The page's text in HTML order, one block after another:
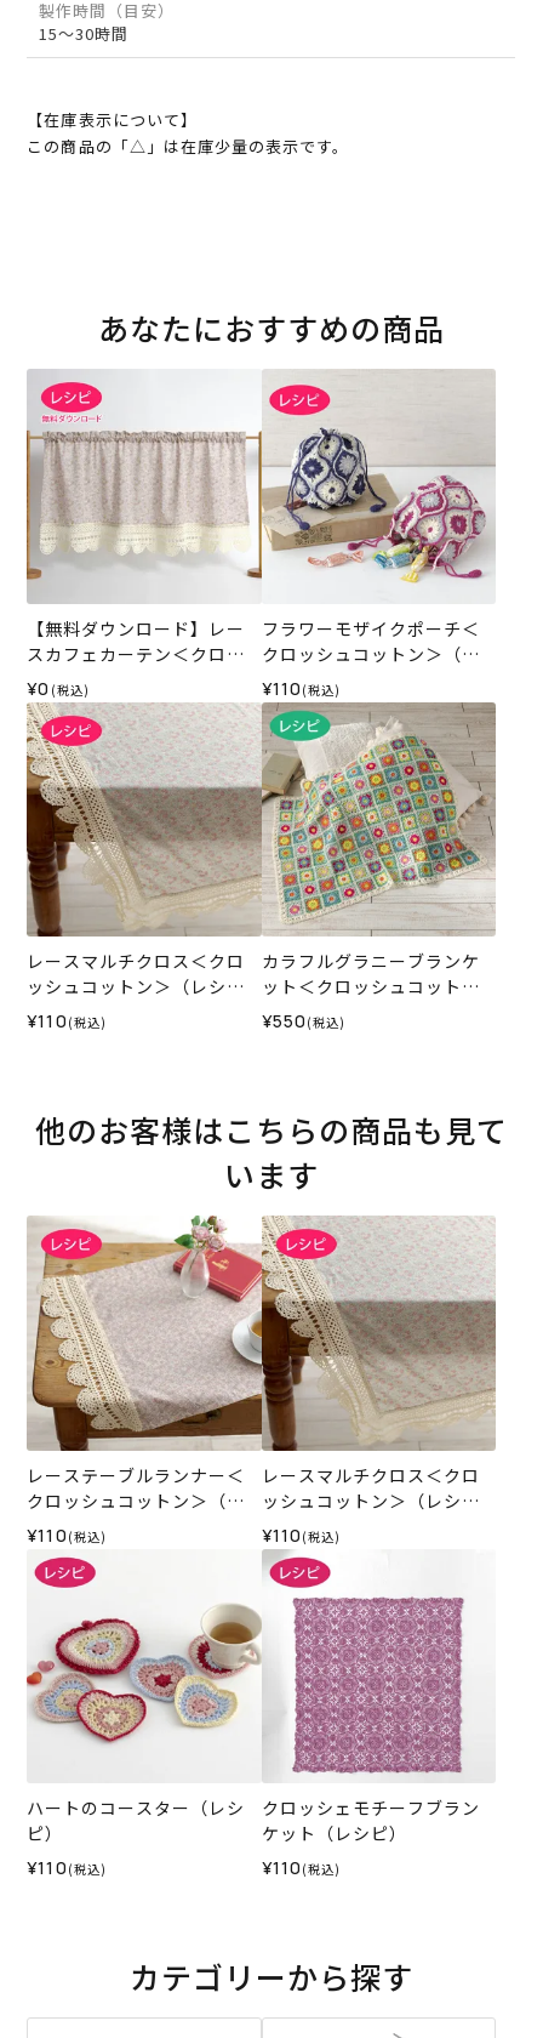
製作時間（目安）
15～30時間
【在庫表示について】
この商品の「△」は在庫少量の表示です。
あなたにおすすめの商品
【無料ダウンロード】レー
スカフェカーテン＜クロッ
シュコットン＞（レシピ）
¥0 (税込)
フラワーモザイクポーチ＜
クロッシュコットン＞（レ
シピ）
¥110 (税込)
レースマルチクロス＜クロ
ッシュコットン＞（レシ
ピ）
¥110 (税込)
カラフルグラニーブランケ
ット＜クロッシュコットン
＞（レシピ）
¥550 (税込)
他のお客様はこちらの商品も見て
います
レーステーブルランナー＜
クロッシュコットン＞（レ
シピ）
¥110 (税込)
レースマルチクロス＜クロ
ッシュコットン＞（レシ
ピ）
¥110 (税込)
ハートのコースター（レシ
ピ）
¥110 (税込)
クロッシェモチーフブラン
ケット（レシピ）
¥110 (税込)
カテゴリーから探す